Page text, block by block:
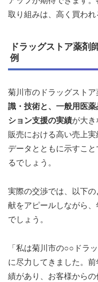
取り組みは、高く買われ
ドラッグストア薬剤
例
菊川市のドラッグストア
識・技術と、一般用医
ション支援の実績が大
販売における高い売上
データとともに示すこ
るでしょう。
実際の交渉では、以下
献をアピールしながら
でしょう。
「私は菊川市の○○ドラ
に尽力してきました。
績があり、お客様から